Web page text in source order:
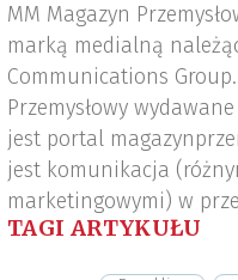
MM Magazyn
marką medialną
Communications
Przemysłowy
jest portal
jest komunikacja
marketingowymi) w
TAGI ARTYKUŁU